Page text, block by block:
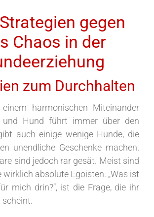
gegen
Chaos in der
zum Durchhalten
harmonischen Miteinander
und Hund führt immer über den
auch einige wenige Hunde, die
unendliche Geschenke machen.
sind jedoch rar gesät. Meist sind
wirklich absolute Egoisten. „Was ist
mich drin?“, ist die Frage, die ihr
scheint.